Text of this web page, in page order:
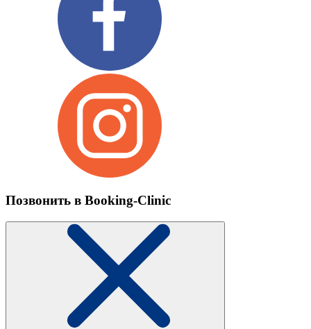
Позвонить в Booking-Clinic